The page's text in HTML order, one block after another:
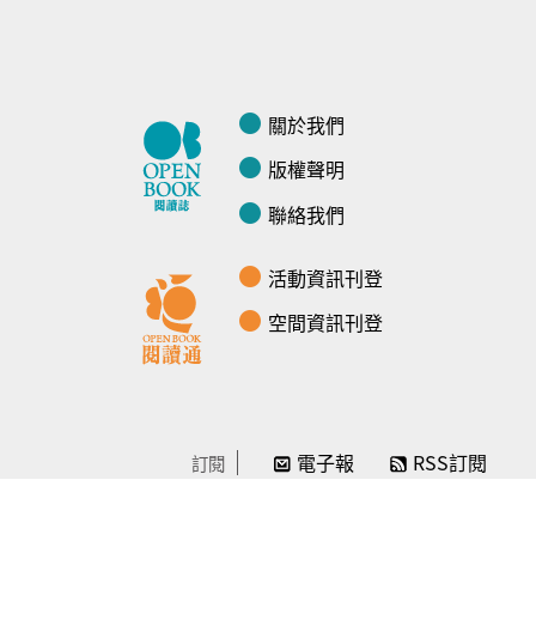
關於我們
版權聲明
聯絡我們
活動資訊刊登
空間資訊刊登
訂閱 電子報 RSS訂閱